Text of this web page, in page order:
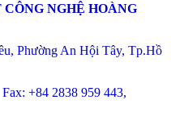
NGHỆ HOÀNG
, Phường An Hội Tây, Tp.Hồ
+84 2838 959 443,